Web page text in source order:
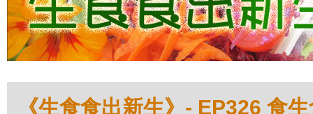
《生食食出新生》- EP326 食